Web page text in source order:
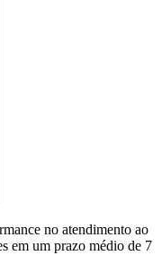
no atendimento ao
em um prazo médio de 7